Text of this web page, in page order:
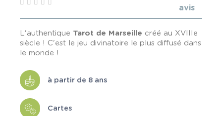
avis
L'authentique Tarot de Marseille créé au XVIIIe
siècle ! C'est le jeu divinatoire le plus diffusé dans
le monde !
à partir de 8 ans
Cartes